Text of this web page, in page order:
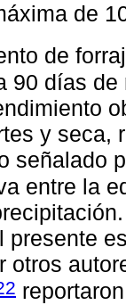
de
de
90 días
y seca,
señalado
entre la
presente
otros